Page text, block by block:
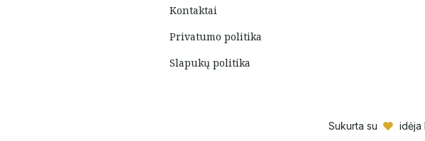
Kontaktai
Privatumo politika
Slapukų politika
Sukurta su idėja